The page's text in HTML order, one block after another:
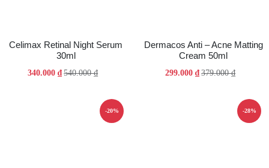
Celimax Retinal Night Serum
30ml
540.000₫
Giá
540.000 ₫.
340.000 ₫ Giá
Dermacos Anti – Acne Matting
Cream 50ml
379.000₫
Giá
379.000 ₫.
299.000 ₫ Giá
-20% -28%